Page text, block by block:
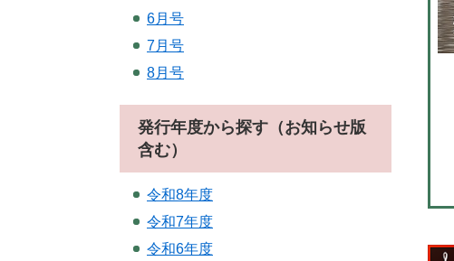
6月号
7月号
8月号
発行年度から探す（お知らせ版
含む）
令和8年度
令和7年度
令和6年度